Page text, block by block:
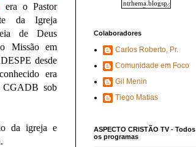
era o Pastor
da Igreja
de Deus
Missão em
desde
era
CGADB sob
da igreja e
Colaboradores
Carlos Roberto, Pr.
Comunidade em Foco
Gil Menin
Tiego Matias
ASPECTO CRISTÃO TV - Todos
os programas